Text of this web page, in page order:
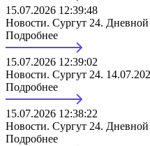
15.07.2026 12:39:48
Новости. Сургут 24.
Подробнее
15.07.2026 12:39:02
Новости. Сургут 24.
Подробнее
15.07.2026 12:38:22
Новости. Сургут 24.
Подробнее